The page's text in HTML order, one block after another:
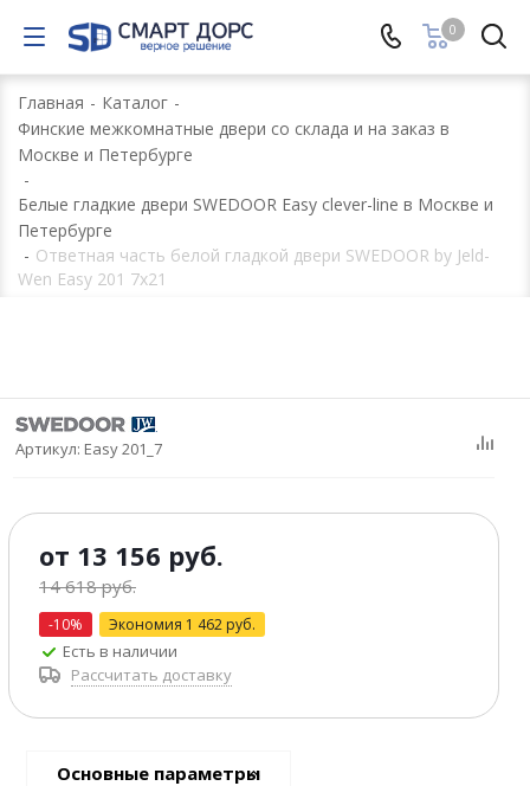
0
Главная - Каталог -
Финские межкомнатные двери со склада и на заказ в
Москве и Петербурге
-
Белые гладкие двери SWEDOOR Easy clever-line в Москве и
Петербурге
- Ответная часть белой гладкой двери SWEDOOR by Jeld-
Wen Easy 201 7х21
Артикул: Easy 201_7
от 13 156 руб.
14 618 руб.
-10% Экономия 1 462 руб.
Есть в наличии
Рассчитать доставку
Основные параметры